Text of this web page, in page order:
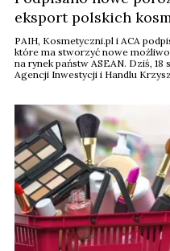
eksport polskich
PAIH, Kosmetyczni.pl i ACA
które ma stworzyć nowe
na rynek państw ASEAN. Dziś,
Agencji Inwestycji i Handlu
Pang podpisali memorandum o